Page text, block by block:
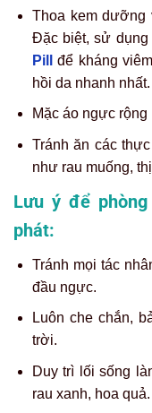
Thoa kem dưỡng
Đặc biệt, sử dụng
Pill
để kháng
hồi da nhanh nhất.
Mặc áo ngực rộng
Tránh ăn các
như rau muống,
Lưu ý để
phát:
Tránh mọi tác
đầu ngực.
Luôn che chắn,
trời.
Duy trì lối sống
rau xanh, hoa quả.